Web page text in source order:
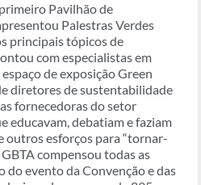
Pavilhão de
Palestras Verdes
principais tópicos de
com especialistas em
de exposição Green
diretores de sustentabilidade
fornecedoras do setor
educavam, debatiam e faziam
outros esforços para “tornar-
GBTA compensou todas as
do evento da Convenção e das